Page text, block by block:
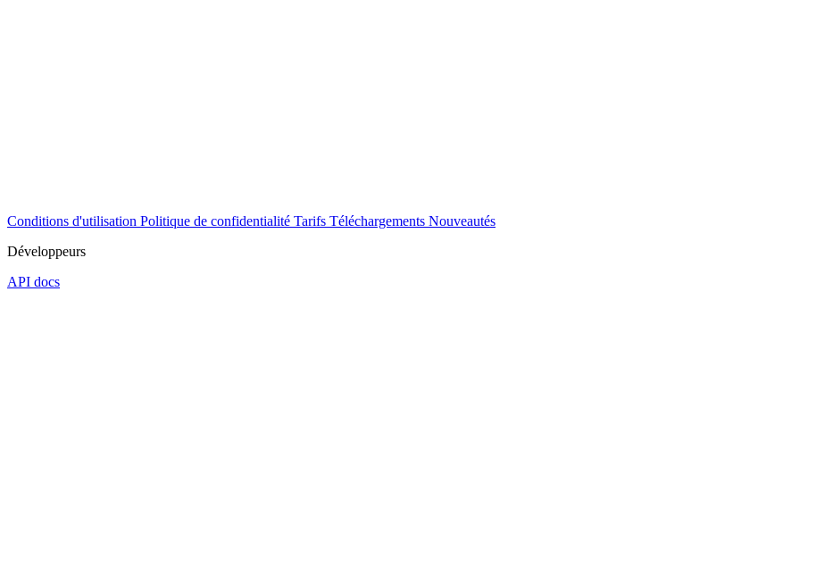
Conditions d'utilisation Politique de confidentialité Tarifs Téléchargements Nouveautés
Développeurs
API docs